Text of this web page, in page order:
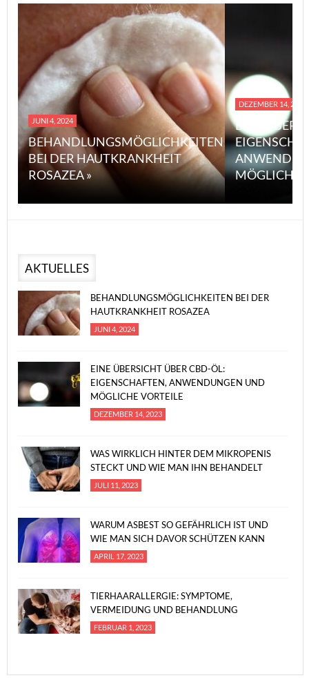
JUNI 4, 2024
BEHANDLUNGSMÖGLICHKEITEN
BEI DER HAUTKRANKHEIT
ROSAZEA »
DEZEMBER 14, 2023
EINE
MÖGLICHE
AKTUELLES
BEHANDLUNGSMÖGLICHKEITEN BEI DER
HAUTKRANKHEIT ROSAZEA
JUNI 4, 2024
EINE ÜBERSICHT ÜBER CBD-ÖL:
EIGENSCHAFTEN, ANWENDUNGEN UND
MÖGLICHE VORTEILE
DEZEMBER 14, 2023
WAS WIRKLICH HINTER DEM MIKROPENIS
STECKT UND WIE MAN IHN BEHANDELT
JULI 11, 2023
WARUM ASBEST SO GEFÄHRLICH IST UND
WIE MAN SICH DAVOR SCHÜTZEN KANN
APRIL 17, 2023
TIERHAARALLERGIE: SYMPTOME,
VERMEIDUNG UND BEHANDLUNG
FEBRUAR 1, 2023